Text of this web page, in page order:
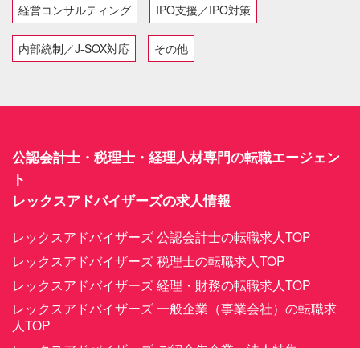
経営コンサルティング IPO支援／IPO対策
内部統制／J-SOX対応 その他
公認会計士・税理士・経理人材専門の転職エージェン
ト
レックスアドバイザーズの求人情報
レックスアドバイザーズ 公認会計士の転職求人TOP
レックスアドバイザーズ 税理士の転職求人TOP
レックスアドバイザーズ 経理・財務の転職求人TOP
レックスアドバイザーズ 一般企業（事業会社）の転職求
人TOP